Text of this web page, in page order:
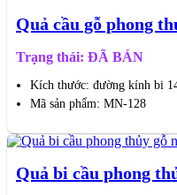
Quả cầu gỗ phong
Trạng thái: ĐÃ BÁN
Kích thước: đường kính bi
Mã sản phẩm: MN-128
Quả bi cầu phong